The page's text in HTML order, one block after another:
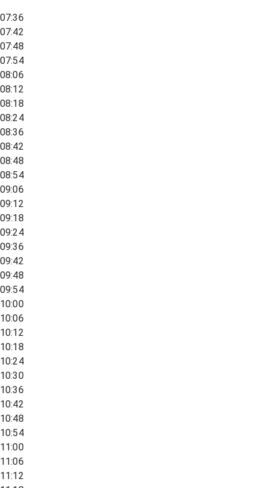
07:36
07:42
07:48
07:54
08:06
08:12
08:18
08:24
08:36
08:42
08:48
08:54
09:06
09:12
09:18
09:24
09:36
09:42
09:48
09:54
10:00
10:06
10:12
10:18
10:24
10:30
10:36
10:42
10:48
10:54
11:00
11:06
11:12